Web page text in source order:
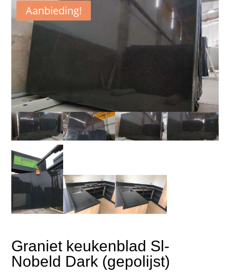
Aanbieding!
Graniet keukenblad Sl-
Nobeld Dark (gepolijst)